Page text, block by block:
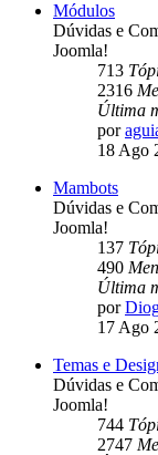
Módulos
Dúvidas e
Joomla!
713
2316
Última
por
18 Ago
Mambots
Dúvidas e
Joomla!
137
490
Última
por
17 Ago
Temas e
Dúvidas e
Joomla!
744
2747